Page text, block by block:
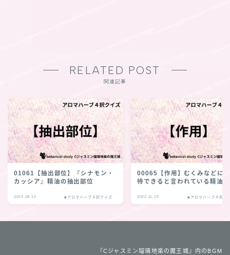
RELATED POST
関連記事
01061【抽出部位】『シナモン・
カッシア』精油の抽出部位
2024.08.10 ■アロマハーブ４択クイズ
00065【作用】むくみなどに
待できると言われている精油
2022.11.15 ■アロマハーブ４択ク
『Cジャスミン瑠璃地楽の魔王城』内のBGM